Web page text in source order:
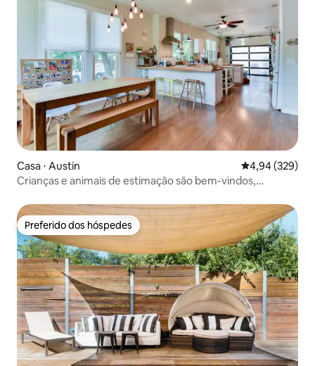
Casa ⋅ Austin 4,94 de uma
4,94 (329)
Crianças e animais de estimação são bem-vindos,
Preferido dos hóspedes
Preferido dos hóspedes